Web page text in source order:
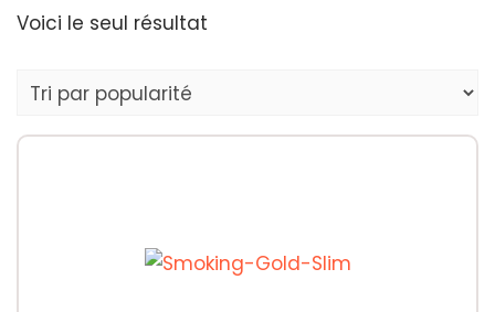
Voici le seul résultat